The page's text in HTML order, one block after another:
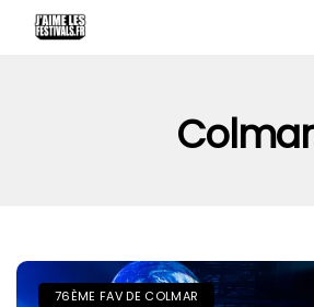
Colmar
76ÈME FAV DE COLMAR